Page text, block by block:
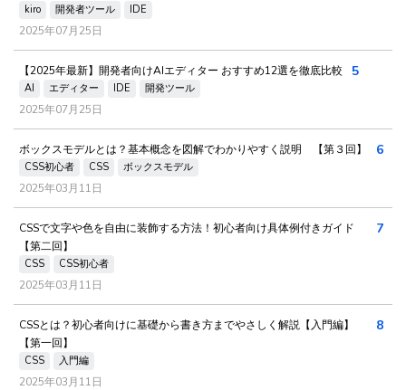
kiro 開発者ツール IDE
2025年07月25日
【2025年最新】開発者向けAIエディター おすすめ12選を徹底比較
AI エディター IDE 開発ツール
2025年07月25日
5
ボックスモデルとは？基本概念を図解でわかりやすく説明 【第３回】
CSS初心者 CSS ボックスモデル
2025年03月11日
6
CSSで文字や色を自由に装飾する方法！初心者向け具体例付きガイド
【第二回】
CSS CSS初心者
2025年03月11日
7
CSSとは？初心者向けに基礎から書き方までやさしく解説【入門編】
【第一回】
CSS 入門編
2025年03月11日
8